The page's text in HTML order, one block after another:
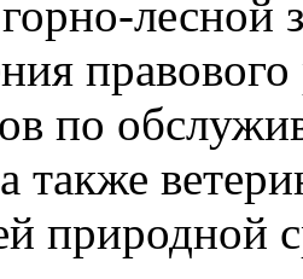
по
также
природной